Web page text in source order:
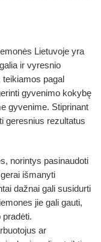
Lietuvoje yra
ir vyresnio
pagal
gyvenimo kokybę
gyvenime. Stiprinant
geresnius rezultatus
norintys pasinaudoti
išmanyti
dažnai gali susidurti
jie gali gauti,
pradėti.
ar